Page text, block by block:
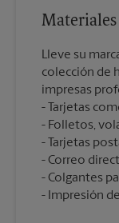
Lleve su
colección de
impresas
Tarjetas
Folletos,
Tarjetas
Correo
Colgantes
Impresión